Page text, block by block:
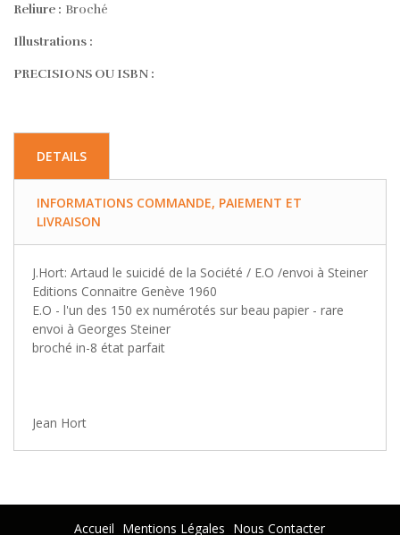
Reliure : Broché
Illustrations :
PRECISIONS OU ISBN :
DETAILS
INFORMATIONS COMMANDE, PAIEMENT ET
LIVRAISON
J.Hort: Artaud le suicidé de la Société / E.O /envoi à Steiner
Editions Connaitre Genève 1960
E.O - l'un des 150 ex numérotés sur beau papier - rare
envoi à Georges Steiner
broché in-8 état parfait
Jean Hort
Accueil Mentions Légales Nous Contacter